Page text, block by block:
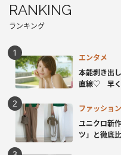
RANKING
ランキング
エンタメ
本能剥き出
直線♡ 早く
ファッション
ユニクロ新
ツ」と徹底